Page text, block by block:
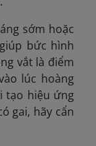
sớm hoặc
bức hình
vắt là điểm
lúc hoàng
tạo hiệu ứng
gai, hãy cẩn